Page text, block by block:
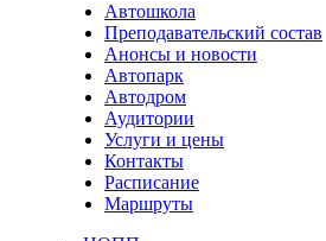
Автошкола
Преподавательский состав
Анонсы и новости
Автопарк
Автодром
Аудитории
Услуги и цены
Контакты
Расписание
Маршруты